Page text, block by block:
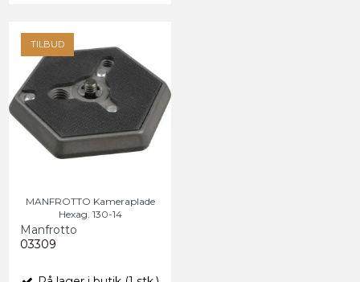
TILBUD
MANFROTTO Kameraplade
Hexag. 130-14
Manfrotto
03309